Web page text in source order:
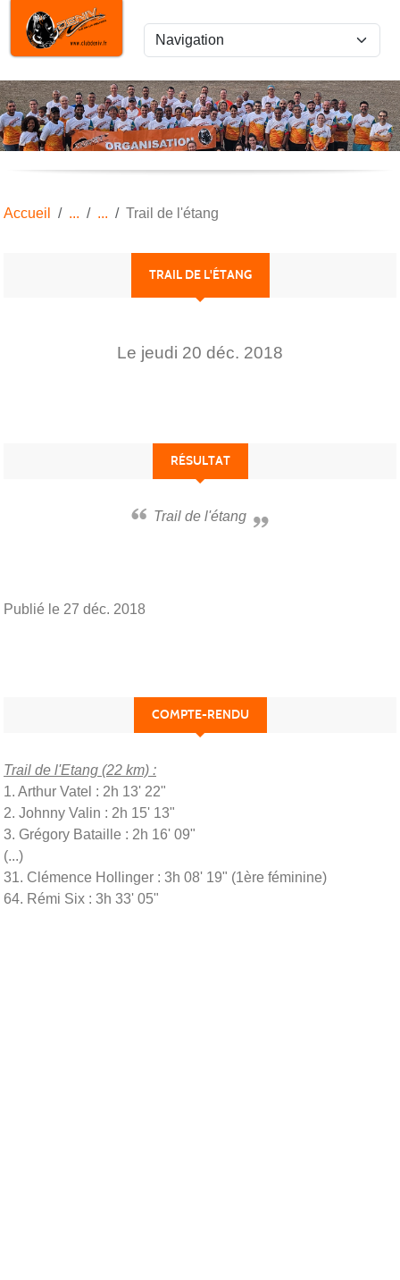
Accueil Trail de l'étang
TRAIL DE L'ÉTANG
Le jeudi 20 déc. 2018
RÉSULTAT
Trail de l'étang
Publié le 27 déc. 2018
COMPTE-RENDU
Trail de l'Etang (22 km) :
1. Arthur Vatel : 2h 13' 22"
2. Johnny Valin : 2h 15' 13"
3. Grégory Bataille : 2h 16' 09"
(...)
31. Clémence Hollinger : 3h 08' 19" (1ère féminine)
64. Rémi Six : 3h 33' 05"
Panneau de gestion des cookies